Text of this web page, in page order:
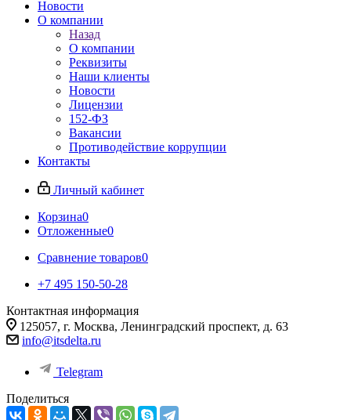
Новости
О компании
Назад
О компании
Реквизиты
Наши клиенты
Новости
Лицензии
152-ФЗ
Вакансии
Противодействие коррупции
Контакты
Личный кабинет
Корзина0
Отложенные0
Сравнение товаров0
+7 495 150-50-28
Контактная информация
125057, г. Москва, Ленинградский проспект, д. 63
info@itsdelta.ru
Telegram
Поделиться